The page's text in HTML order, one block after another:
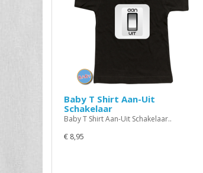
Baby T Shirt Aan-Uit
Schakelaar
Baby T Shirt Aan-Uit Schakelaar..
€ 8,95